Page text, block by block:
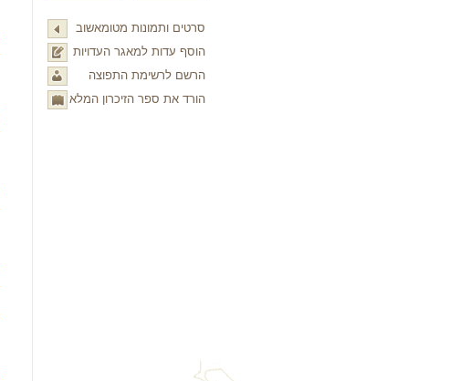
סרטים ותמונות מטומאשוב
הוסף עדות למאגר העדויות
הרשם לרשימת התפוצה
הורד את ספר הזיכרון המלא